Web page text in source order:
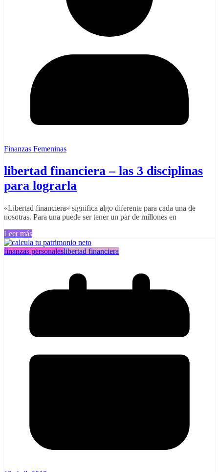
Finanzas Femeninas
libertad financiera – las 3 disciplinas
para lograrla
«Libertad financiera» significa algo diferente para cada una de
nosotras. Para una puede ser tener un par de millones en
Leer más
finanzas personaleslibertad financiera